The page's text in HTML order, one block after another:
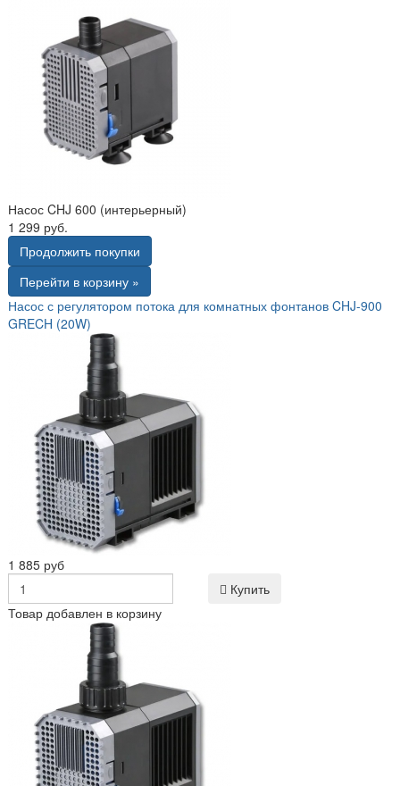
Насос CHJ 600 (интерьерный)
1 299 руб.
Продолжить покупки
Перейти в корзину »
Насос с регулятором потока для комнатных фонтанов CHJ-900
GRECH (20W)
1 885 руб
Купить
Товар добавлен в корзину